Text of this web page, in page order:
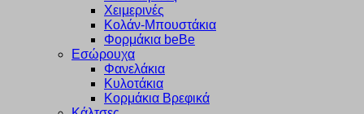
Χειμερινές
Κολάν-Μπουστάκια
Φορμάκια beBe
Εσώρουχα
Φανελάκια
Κυλοτάκια
Κορμάκια Βρεφικά